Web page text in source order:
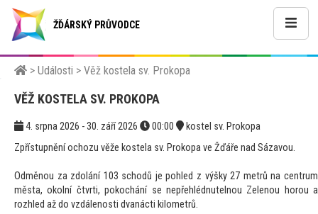
ŽĎÁRSKÝ PRŮVODCE
> Události > Věž kostela sv. Prokopa
VĚŽ KOSTELA SV. PROKOPA
4. srpna 2026 - 30. září 2026 00:00
kostel sv. Prokopa
Zpřístupnění ochozu věže kostela sv. Prokopa ve Žďáře nad Sázavou.
Odměnou za zdolání 103 schodů je pohled z výšky 27 metrů na centrum
města, okolní čtvrti, pokochání se nepřehlédnutelnou Zelenou horou a
rozhled až do vzdálenosti dvanácti kilometrů.